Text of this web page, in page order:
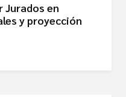
Jurados en
y proyección